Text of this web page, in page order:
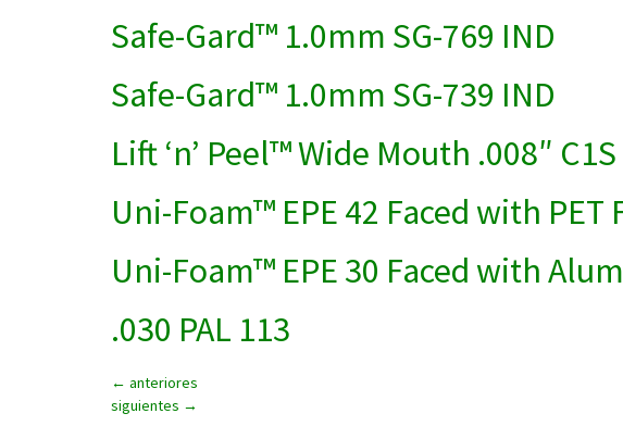
Safe-Gard™ 1.0mm SG-769 IND
Safe-Gard™ 1.0mm SG-739 IND
Lift ‘n’ Peel™ Wide Mouth .008″ C1S
Uni-Foam™ EPE 42 Faced with
Uni-Foam™ EPE 30 Faced with
.030 PAL 113
← anteriores
siguientes →